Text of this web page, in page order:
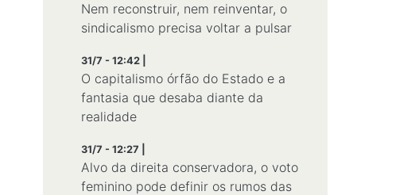
Nem reconstruir, nem reinventar, o
sindicalismo precisa voltar a pulsar
31/7 - 12:42 |
O capitalismo órfão do Estado e a
fantasia que desaba diante da
realidade
31/7 - 12:27 |
Alvo da direita conservadora, o voto
feminino pode definir os rumos das